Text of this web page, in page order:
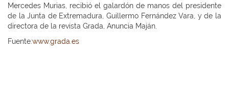
Mercedes Murias, recibió el galardón de manos del presidente
de la Junta de Extremadura, Guillermo Fernández Vara, y de la
directora de la revista Grada, Anuncia Maján.
Fuente:www.grada.es